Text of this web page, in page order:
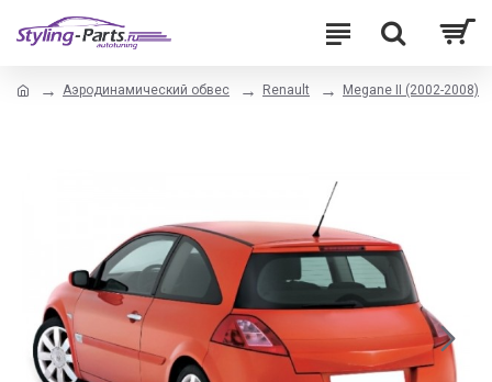
Аэродинамический обвес Renault Megane II (2002-2008)